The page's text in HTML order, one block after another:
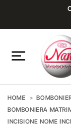
HOME
BOMBONIERA
INCISIONE NOME